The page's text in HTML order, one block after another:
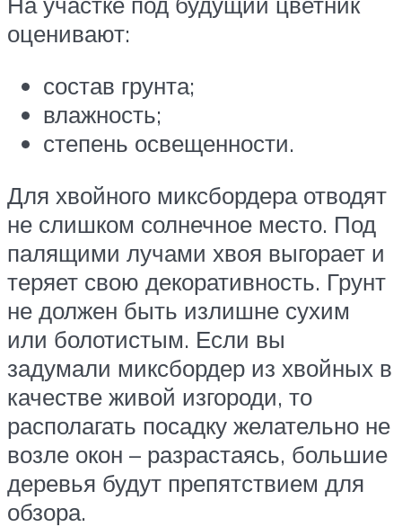
оценивают:
состав грунта;
влажность;
степень освещенности.
Для хвойного миксбордера отводят
не слишком солнечное место. Под
палящими лучами хвоя выгорает и
теряет свою декоративность. Грунт
не должен быть излишне сухим
или болотистым. Если вы
задумали миксбордер из хвойных в
качестве живой изгороди, то
располагать посадку желательно не
возле окон – разрастаясь, большие
деревья будут препятствием для
обзора.